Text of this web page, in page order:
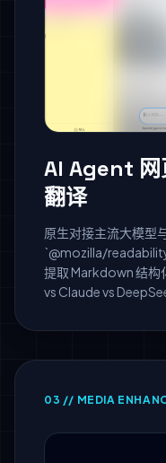
AI Agent 网
翻译
原生对接主流大模型
`@mozilla/
提取 Markdown 结
vs Claude vs
03 // MEDIA